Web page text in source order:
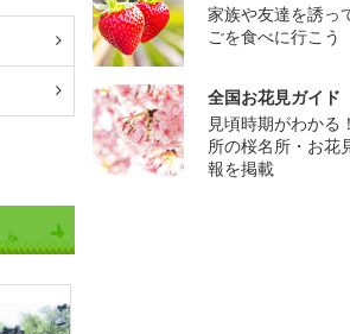
家族や友達を誘っ
ごを食べに行こう
全国お花見ガイド
見頃時期がわかる
所の桜名所・お花
報を掲載